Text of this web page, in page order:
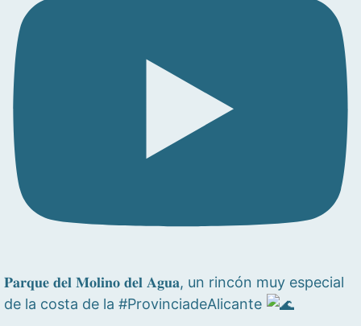
𝐏𝐚𝐫𝐪𝐮𝐞 𝐝𝐞𝐥 𝐌𝐨𝐥𝐢𝐧𝐨 𝐝𝐞𝐥 𝐀𝐠𝐮𝐚, un rincón muy especial
de la costa de la #ProvinciadeAlicante